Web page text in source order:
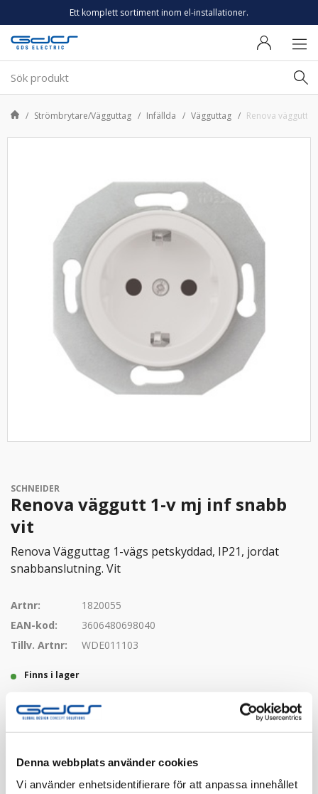
Denna webbplats använder cookies
Vi använder enhetsidentifierare för att anpassa innehållet
Ett komplett sortiment inom el-installationer.
Strömbrytare/Vägguttag Infällda Vägguttag Renova väggutt
SCHNEIDER
Renova väggutt 1-v mj inf snabb
vit
Renova Vägguttag 1-vägs petskyddad, IP21, jordat
snabbanslutning. Vit
Artnr:
1820055
EAN-kod:
3606480698040
Tillv. Artnr:
WDE011103
Finns i lager
Registrera dig
Finns i flera färger